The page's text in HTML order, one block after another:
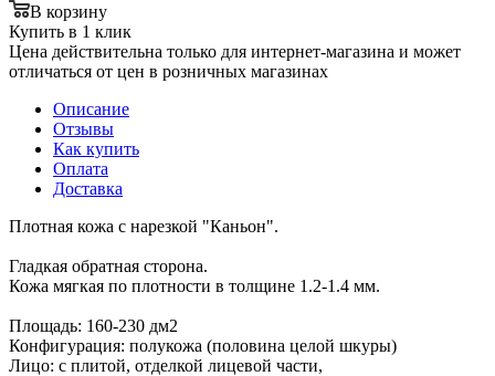
В корзину
Купить в 1 клик
Цена действительна только для интернет-магазина и может
отличаться от цен в розничных магазинах
Описание
Отзывы
Как купить
Оплата
Доставка
Плотная кожа с нарезкой "Каньон".
Гладкая обратная сторона.
Кожа мягкая по плотности в толщине 1.2-1.4 мм.
Площадь: 160-230 дм2
Конфигурация: полукожа (половина целой шкуры)
Лицо: с плитой, отделкой лицевой части,